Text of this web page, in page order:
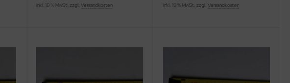
inkl. 19 % MwSt. zzgl. Versandkosten
inkl. 19 % MwSt. zzgl.Versandkosten